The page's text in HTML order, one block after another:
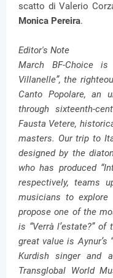
scatto di Valerio
Monica Pereira.
Editor's Note
March BF-Choice
Villanelle”, the
Canto Popolare, an
through sixteenth-
Fausta Vetere,
masters. Our trip to
designed by the
who has produced
respectively, teams
musicians to explore
propose one of the
is “Verrà l’estate?”
great value is Aynur’s
Kurdish singer and
Transglobal World